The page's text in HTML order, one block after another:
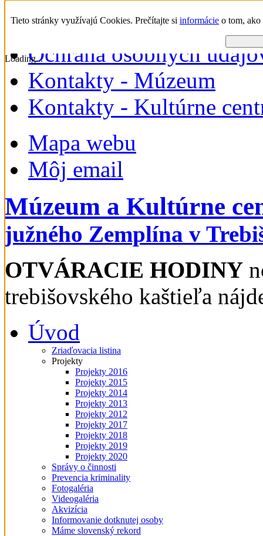
Tieto stránky využívajú Cookies. Prečítajte si informácie o tom, ako
Loading...
nedeľa, 09. august 2026
Ochrana osobných
Kontakty - Múzeum
Kontakty - Kultúrne
Mapa webu
Môj email
Múzeum a Kultúrne
južného Zemplína v
OTVÁRACIE HODINY
trebišovského kaštieľa
Úvod
Zriaďovacia listina
Projekty
Projekty 2016
Projekty 2015
Projekty 2014
Projekty 2013
Projekty 2012
Projekty 2017
Projekty 2018
Projekty 2019
Projekty 2020
Správy o činnosti
Prevencia kriminality
Fotogaléria
Videogaléria
Akvizícia
Informovanie dotknutej osoby
Máme slovenský rekord